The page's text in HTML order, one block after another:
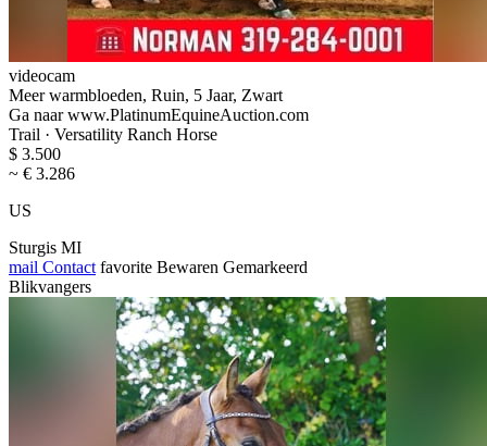
videocam
Meer warmbloeden, Ruin, 5 Jaar, Zwart
Ga naar www.PlatinumEquineAuction.com
Trail · Versatility Ranch Horse
$ 3.500
~ € 3.286
US
Sturgis MI
mail Contact favorite Bewaren Gemarkeerd
Blikvangers